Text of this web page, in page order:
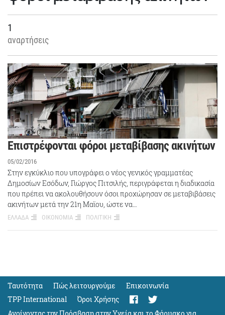
1
αναρτήσεις
Επιστρέφονται φόροι μεταβίβασης ακινήτων
05/02/2016
Στην εγκύκλιο που υπογράφει ο νέος γενικός γραμματέας
Δημοσίων Εσόδων, Γιώργος Πιτσιλής, περιγράφεται η διαδικασία
που πρέπει να ακολουθήσουν όσοι προχώρησαν σε μεταβιβάσεις
ακινήτων μετά την 21η Μαϊου, ώστε να…
ΕΛΛΑΔΑ ΟΙΚΟΝΟΜΙΑ ΠΟΛΙΤΙΚΗ
Ταυτότητα Πώς λειτουργούμε
Eπικοινωνία
TPP International
Όροι Χρήσης